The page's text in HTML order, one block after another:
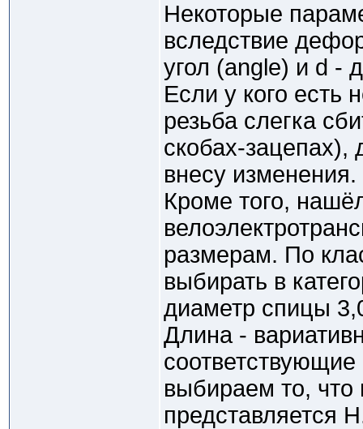
Некоторые
вследствие
угол (angle) и d -
Если у кого есть
резьба слегка
скобах-
внесу изменения.
Кроме того,
размерам. По
выбирать в
диаметр спицы
Длина -
выбираем то,
представляется